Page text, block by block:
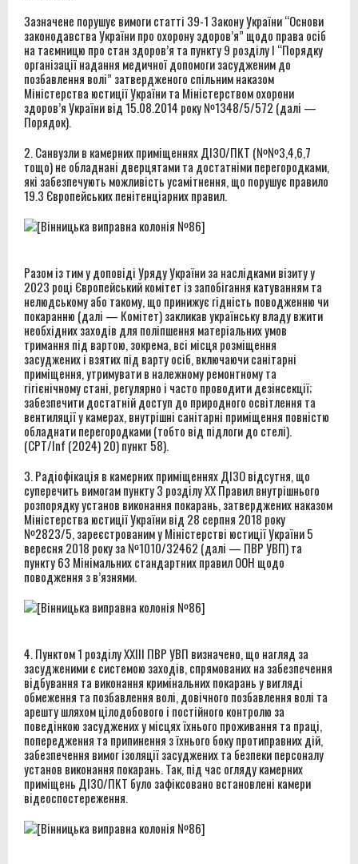
Зазначене порушує вимоги статті 39-1 Закону України “Основи
законодавства України про охорону здоров’я” щодо права осіб
на таємницю про стан здоров’я та пункту 9 розділу І “Порядку
організації надання медичної допомоги засудженим до
позбавлення волі” затвердженого спільним наказом
Міністерства юстиції України та Міністерством охорони
здоров’я України від 15.08.2014 року №1348/5/572 (далі —
Порядок).
2. Санвузли в камерних приміщеннях ДІЗО/ПКТ (№№3,4,6,7
тощо) не обладнані дверцятами та достатніми перегородками,
які забезпечують можливість усамітнення, що порушує правило
19.3 Європейських пенітенціарних правил.
Разом із тим у доповіді Уряду України за наслідками візиту у
2023 році Європейський комітет із запобігання катуванням та
нелюдському або такому, що принижує гідність поводженню чи
покаранню (далі — Комітет) закликав українську владу вжити
необхідних заходів для поліпшення матеріальних умов
тримання під вартою, зокрема, всі місця розміщення
засуджених і взятих під варту осіб, включаючи санітарні
приміщення, утримувати в належному ремонтному та
гігієнічному стані, регулярно і часто проводити дезінсекції;
забезпечити достатній доступ до природного освітлення та
вентиляції у камерах, внутрішні санітарні приміщення повністю
обладнати перегородками (тобто від підлоги до стелі).
(CPT/Inf (2024) 20) пункт 58).
3. Радіофікація в камерних приміщеннях ДІЗО відсутня, що
суперечить вимогам пункту 3 розділу XX Правил внутрішнього
розпорядку установ виконання покарань, затверджених наказом
Міністерства юстиції України від 28 серпня 2018 року
№2823/5, зареєстрованим у Міністерстві юстиції України 5
вересня 2018 року за №1010/32462 (далі — ПВР УВП) та
пункту 63 Мінімальних стандартних правил ООН щодо
поводження з в’язнями.
4. Пунктом 1 розділу XXIII ПВР УВП визначено, що нагляд за
засудженими є системою заходів, спрямованих на забезпечення
відбування та виконання кримінальних покарань у вигляді
обмеження та позбавлення волі, довічного позбавлення волі та
арешту шляхом цілодобового і постійного контролю за
поведінкою засуджених у місцях їхнього проживання та праці,
попередження та припинення з їхнього боку протиправних дій,
забезпечення вимог ізоляції засуджених та безпеки персоналу
установ виконання покарань. Так, під час огляду камерних
приміщень ДІЗО/ПКТ було зафіксовано встановлені камери
відеоспостереження.